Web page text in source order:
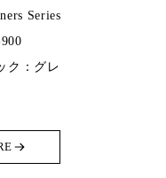
Series
ク：グレ